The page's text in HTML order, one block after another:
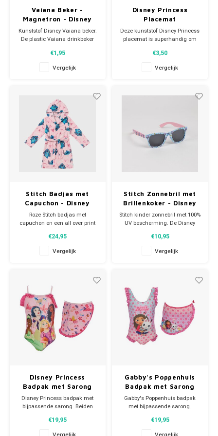
Vaiana Beker -
Magnetron - Disney
Kunststof Disney Vaiana beker.
De plastic Vaiana drinkbeker
is geschikt voor de magnetron.
Magnetron: max 2 minuten op
600W. Let op: dit artikel is niet
€1,95
Vergelijk
Disney Princess
Placemat
Deze kunststof Disney Princess
placemat is superhandig om
je ontbijt, lunch of avondeten.
De stevige plastic Disney
placemat heeft een print met
Ariël, de kleine zeeme
€3,50
Vergelijk
Stitch Badjas met
Capuchon - Disney
Roze Stitch badjas met
capuchon en een all over print
voor de Disney fans. De Lilo en
Stitch ochtendjas draagt licht
en comfortabel en is ideaal voor
€24,95
Vergelijk
Stitch Zonnebril met
Brillenkoker - Disney
Stitch kinder zonnebril met 100%
UV bescherming. De Disney
met een transparante en stevige
brillenkoker met afbeeldingen
van Stitch en Angel. 1 maat.
€10,95
Vergelijk
Disney Princess
Badpak met Sarong
Disney Princess badpak met
bijpassende sarong. Beiden
ruches. Het prinsessen
zwempak en de sarong zijn van
€19,95
Gabby's Poppenhuis
Badpak met Sarong
Gabby's Poppenhuis badpak
met bijpassende sarong.
glans ruches. Het Gabby
zwempak en de sarong zijn van
€19,95